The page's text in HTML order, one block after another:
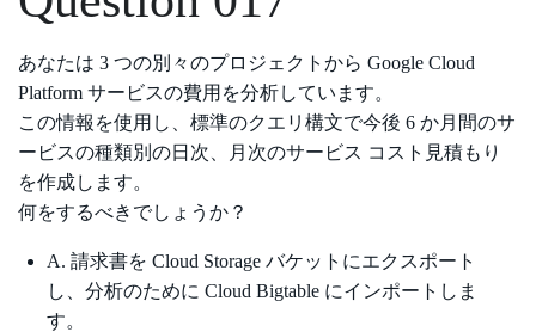
あなたは 3 つの別々のプロジェクトから Google Cloud
Platform サービスの費用を分析しています。
この情報を使用し、標準のクエリ構文で今後 6 か月間のサ
ービスの種類別の日次、月次のサービス コスト見積もり
を作成します。
何をするべきでしょうか？
A. 請求書を Cloud Storage バケットにエクスポート
し、分析のために Cloud Bigtable にインポートしま
す。